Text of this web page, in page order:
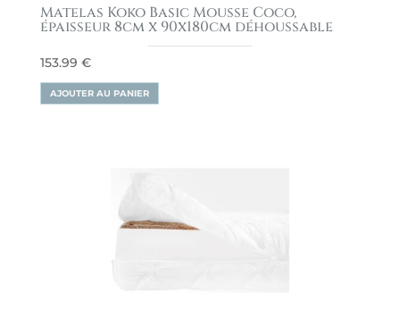
Matelas Koko Basic Mousse Coco,
épaisseur 8cm x 90x180cm déhoussable
153.99 €
AJOUTER AU PANIER